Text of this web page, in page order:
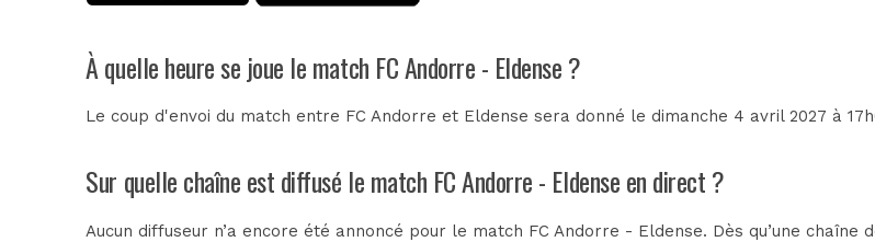
À quelle heure se joue le match FC Andorre - Eldense ?
Le coup d'envoi du match entre FC Andorre et Eldense sera donné le dimanche 4 avril 2027 à
Sur quelle chaîne est diffusé le match FC Andorre - Eldense en direct ?
Aucun diffuseur n’a encore été annoncé pour le match FC Andorre - Eldense. Dès qu’une